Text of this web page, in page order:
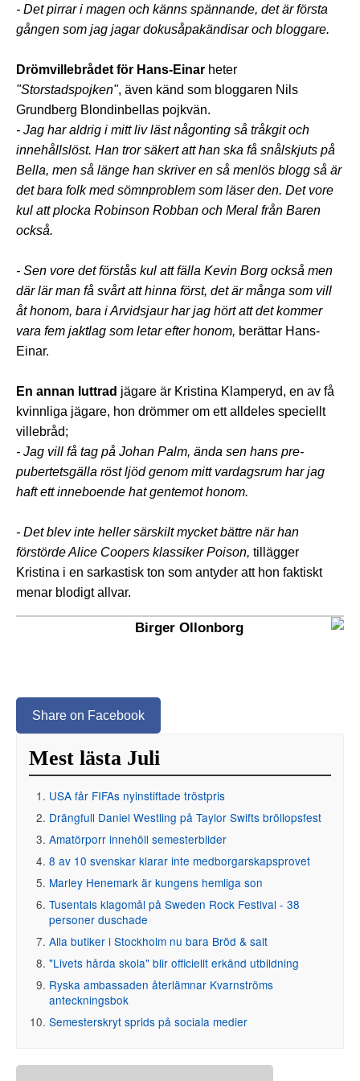
- Det pirrar i magen och känns spännande, det är första
gången som jag jagar dokusåpakändisar och bloggare.
Drömvillebrådet för Hans-Einar heter
"Storstadspojken", även känd som bloggaren Nils
Grundberg Blondinbellas pojkvän.
- Jag har aldrig i mitt liv läst någonting så tråkgit och
innehållslöst. Han tror säkert att han ska få snålskjuts på
Bella, men så länge han skriver en så menlös blogg så är
det bara folk med sömnproblem som läser den. Det vore
kul att plocka Robinson Robban och Meral från Baren
också.
- Sen vore det förstås kul att fälla Kevin Borg också men
där lär man få svårt att hinna först, det är många som vill
åt honom, bara i Arvidsjaur har jag hört att det kommer
vara fem jaktlag som letar efter honom, berättar Hans-
Einar.
En annan luttrad jägare är Kristina Klamperyd, en av få
kvinnliga jägare, hon drömmer om ett alldeles speciellt
villebråd;
- Jag vill få tag på Johan Palm, ända sen hans pre-
pubertetsgälla röst ljöd genom mitt vardagsrum har jag
haft ett inneboende hat gentemot honom.
- Det blev inte heller särskilt mycket bättre när han
förstörde Alice Coopers klassiker Poison, tillägger
Kristina i en sarkastisk ton som antyder att hon faktiskt
menar blodigt allvar.
Birger Ollonborg
Share on Facebook
Mest lästa Juli
USA får FIFAs nyinstiftade tröstpris
Drängfull Daniel Westling på Taylor Swifts bröllopsfest
Amatörporr innehöll semesterbilder
8 av 10 svenskar klarar inte medborgarskapsprovet
Marley Henemark är kungens hemliga son
Tusentals klagomål på Sweden Rock Festival - 38
personer duschade
Alla butiker i Stockholm nu bara Bröd & salt
"Livets hårda skola" blir officiellt erkänd utbildning
Ryska ambassaden återlämnar Kvarnströms
anteckningsbok
Semesterskryt sprids på sociala medier